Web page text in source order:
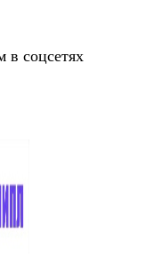
в соцсетях